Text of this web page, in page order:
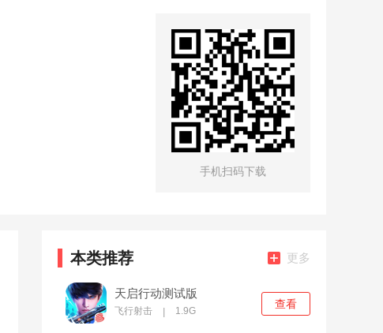
手机扫码下载
本类推荐 更多
天启行动测试版
飞行射击 1.9G
查看